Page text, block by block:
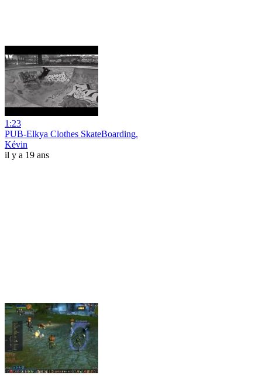
1:23
PUB-Elkya Clothes SkateBoarding.
Kévin
il y a 19 ans